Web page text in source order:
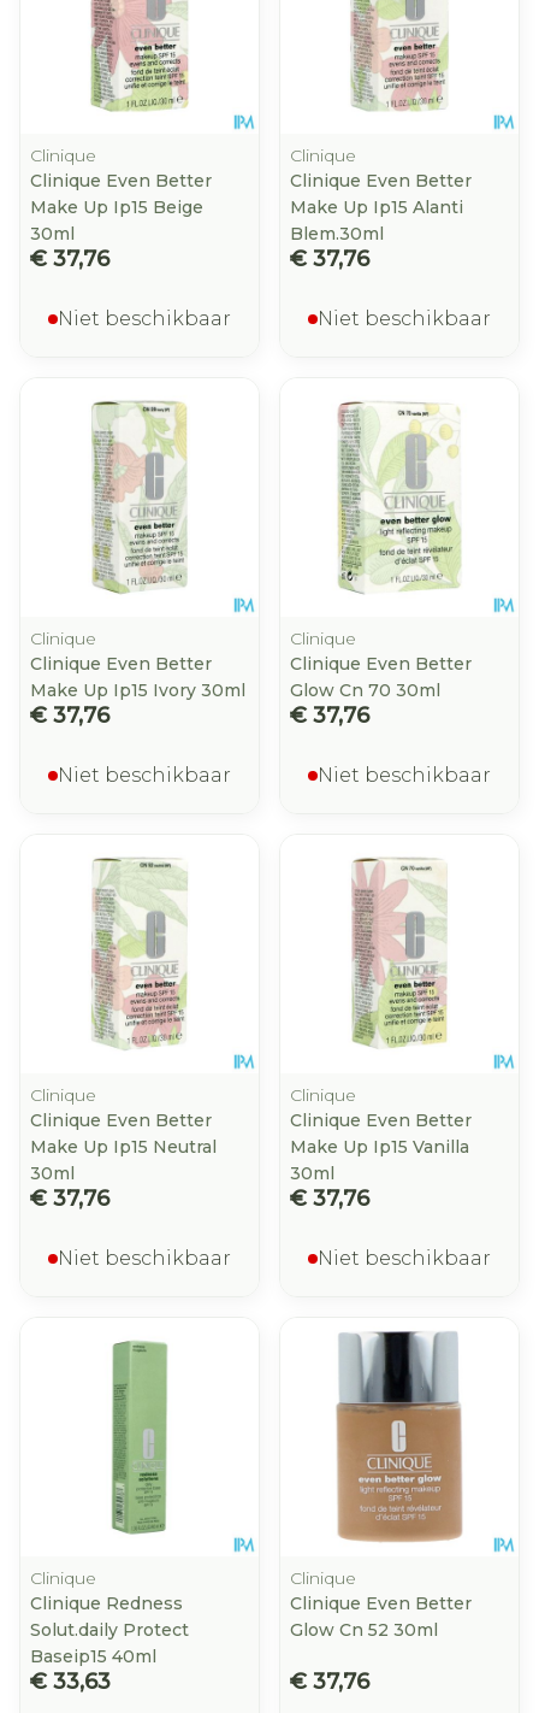
Clinique
Clinique Even Better
Make Up Ip15 Beige
30ml
€ 37,76
Niet beschikbaar
Clinique
Clinique Even Better
Make Up Ip15 Alanti
Blem.30ml
€ 37,76
Niet beschikbaar
Clinique
Clinique Even Better
Make Up Ip15 Ivory 30ml
€ 37,76
Niet beschikbaar
Clinique
Clinique Even Better
Glow Cn 70 30ml
€ 37,76
Niet beschikbaar
Clinique
Clinique Even Better
Make Up Ip15 Neutral
30ml
€ 37,76
Niet beschikbaar
Clinique
Clinique Even Better
Make Up Ip15 Vanilla
30ml
€ 37,76
Niet beschikbaar
Clinique
Clinique Redness
Solut.daily Protect
Baseip15 40ml
€ 33,63
Clinique
Clinique Even Better
Glow Cn 52 30ml
€ 37,76